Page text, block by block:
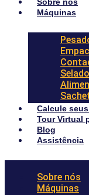
Máquinas
Calcule
Tour Virtual
Blog
Assistência
Sobre nós
Máquinas